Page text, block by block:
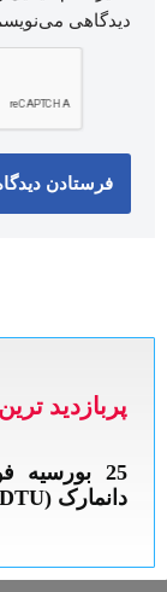
دیدگاهی
پربازدید